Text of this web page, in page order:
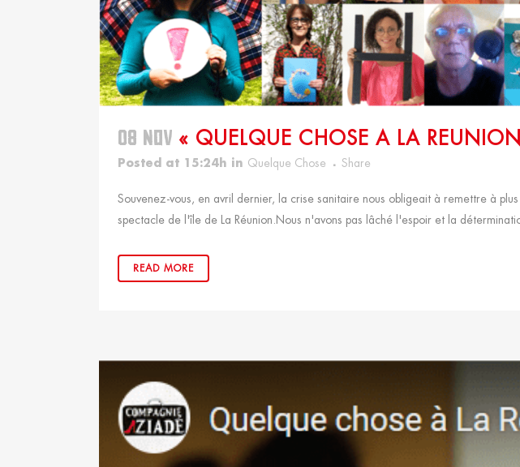
08 NOV « QUELQUE CHOSE A LA
Posted at 15:24h in Quelque Chose Share
Souvenez-vous, en avril dernier, la crise sanitaire nous obligeait à remettre à
spectacle de l'île de La Réunion.Nous n'avons pas lâché l'espoir et la
READ MORE